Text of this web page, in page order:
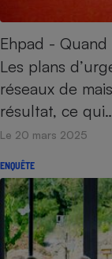
Ehpad -
Les plans
réseaux de
résultat, ce
Le 20 mars 2025
ENQUÊTE